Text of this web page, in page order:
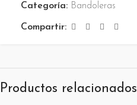
Categoría: Bandoleras
Compartir:
Productos relacionados